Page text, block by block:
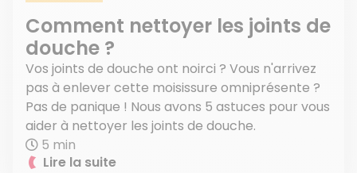
Comment nettoyer les joints de
douche ?
Vos joints de douche ont noirci ? Vous n'arrivez
pas à enlever cette moisissure omniprésente ?
Pas de panique ! Nous avons 5 astuces pour vous
aider à nettoyer les joints de douche.
5 min
Lire la suite